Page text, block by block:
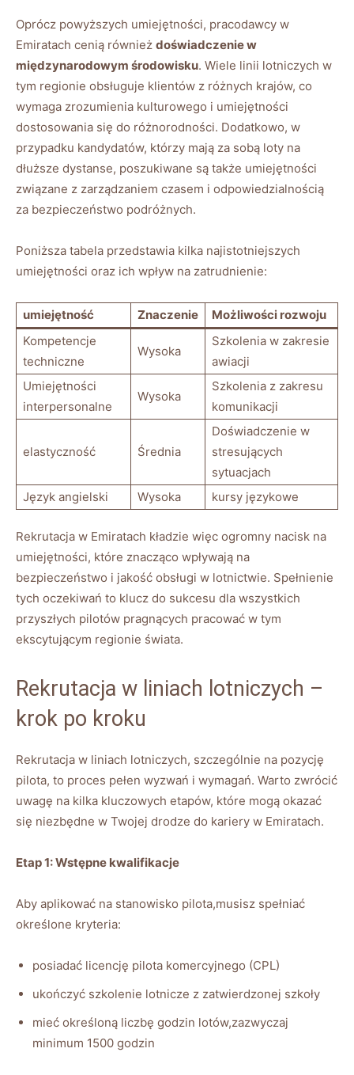
Oprócz powyższych umiejętności, pracodawcy w
Emiratach cenią również doświadczenie w
międzynarodowym środowisku. Wiele linii lotniczych w
tym regionie obsługuje klientów z różnych krajów, co
wymaga zrozumienia kulturowego i umiejętności
dostosowania się do różnorodności. Dodatkowo, w
przypadku kandydatów, którzy mają za sobą loty na
dłuższe dystanse, poszukiwane są także umiejętności
związane z zarządzaniem czasem i odpowiedzialnością
za bezpieczeństwo podróżnych.
Poniższa tabela przedstawia kilka najistotniejszych
umiejętności oraz ich wpływ na zatrudnienie:
umiejętność Znaczenie
Możliwości rozwoju
Kompetencje
techniczne
Wysoka
Szkolenia w zakresie
awiacji
Umiejętności
interpersonalne
Wysoka
Szkolenia z zakresu
komunikacji
elastyczność Średnia
Doświadczenie w
stresujących
sytuacjach
Język angielski
Wysoka kursy językowe
Rekrutacja w Emiratach kładzie więc ogromny nacisk na
umiejętności, które znacząco wpływają na
bezpieczeństwo i jakość obsługi w lotnictwie. Spełnienie
tych oczekiwań to klucz do sukcesu dla wszystkich
przyszłych pilotów pragnących pracować w tym
ekscytującym regionie świata.
Rekrutacja w liniach lotniczych –
krok po kroku
Rekrutacja w liniach lotniczych, szczególnie na pozycję
pilota, to proces pełen wyzwań i wymagań. Warto zwrócić
uwagę na kilka kluczowych etapów, które mogą okazać
się niezbędne w Twojej drodze do kariery w Emiratach.
Etap 1: Wstępne kwalifikacje
Aby aplikować na stanowisko pilota,musisz spełniać
określone kryteria:
posiadać licencję pilota komercyjnego (CPL)
ukończyć szkolenie lotnicze z zatwierdzonej szkoły
mieć określoną liczbę godzin lotów,zazwyczaj
minimum 1500 godzin